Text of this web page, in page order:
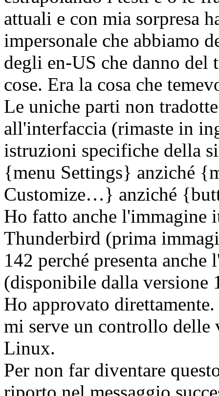
attuali e con mia sorpresa
impersonale che abbiamo
degli en-US che danno del
cose. Era la cosa che
Le uniche parti non
all'interfaccia (rimaste in
istruzioni specifiche della
{menu Settings} anziché
Customize…} anziché
Ho fatto anche l'immagine
Thunderbird (prima
142 perché presenta
(disponibile dalla versione
Ho approvato
mi serve un controllo
Linux.
Per non far diventare